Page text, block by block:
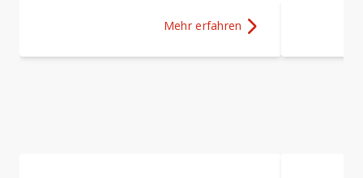
Mehr Erfahren über
Mehr erfahren